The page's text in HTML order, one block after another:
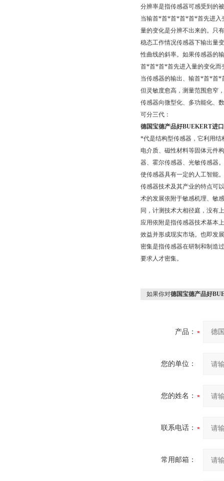
分辨率是指传感器可感受到的
当输首*首*首*首*首*首先进入
量的变化是分辨不出来的。只
稳态工作情况传感器下输出
性曲线的斜率。如果传感器的
首*首*首*首先进入量的变化而
当传感器的输出、输首*首*首*
但灵敏度愈高，测量范围愈窄
传感器向微型化、多功能化、
可分三代：
德国宝德产品好BUEKERT进
*代是结构型传感器，它利用结
电介质、磁性材料等固体元件
器、霍尔传感器、光敏传感器
使传感器具有一定的人工智能。
传感器技术及其产业的特点可
术的发展依附于敏感机理、敏
同，计测技术大相径庭，没有
应用依附是指传感器技术基本
效益并形成现实市场。也即发
密集是指传感器在研制和制造
要求人才密集。
如果你对德国宝德产品好
产品：
您的单位：
您的姓名：
联系电话：
常用邮箱：